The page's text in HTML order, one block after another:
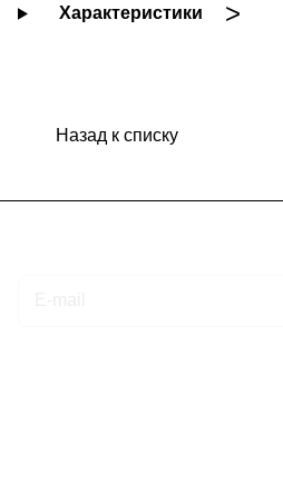
Характеристики
Назад к списку